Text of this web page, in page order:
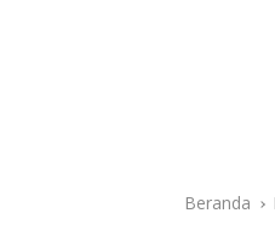
Beranda